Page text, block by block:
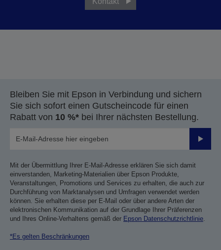
Bleiben Sie mit Epson in Verbindung und sichern
Sie sich sofort einen Gutscheincode für einen
Rabatt von 10 %* bei Ihrer nächsten Bestellung.
Mit der Übermittlung Ihrer E-Mail-Adresse erklären Sie sich damit
einverstanden, Marketing-Materialien über Epson Produkte,
Veranstaltungen, Promotions und Services zu erhalten, die auch zur
Durchführung von Marktanalysen und Umfragen verwendet werden
können. Sie erhalten diese per E-Mail oder über andere Arten der
elektronischen Kommunikation auf der Grundlage Ihrer Präferenzen
und Ihres Online-Verhaltens gemäß der Epson Datenschutzrichtlinie
*Es gelten Beschränkungen